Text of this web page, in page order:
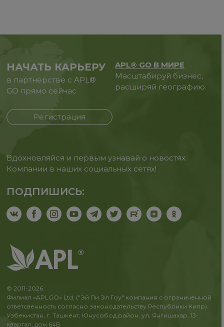
НАЧАТЬ КАРЬЕРУ
в партнерстве с APL®
GO прямо сейчас
Регистрация
APL® GO В МИРЕ
Масштабируй бизнес,
расширяй географию.
Вдохновляйся и первым узнавай о новостях
Компании в наших социальных сетях!
ПОДПИШИСЬ:
© 2011-2026
Филиал «APLGO» Ltd. ("Эй Пи Эл Гоу" компания с ограниченной
ответсвенность согласно законодательству Республики Кипр)
Узбекистан, г. Ташкент, Юнусобод район, ул. Янгишахар, 13-
квартал, дом 64Б